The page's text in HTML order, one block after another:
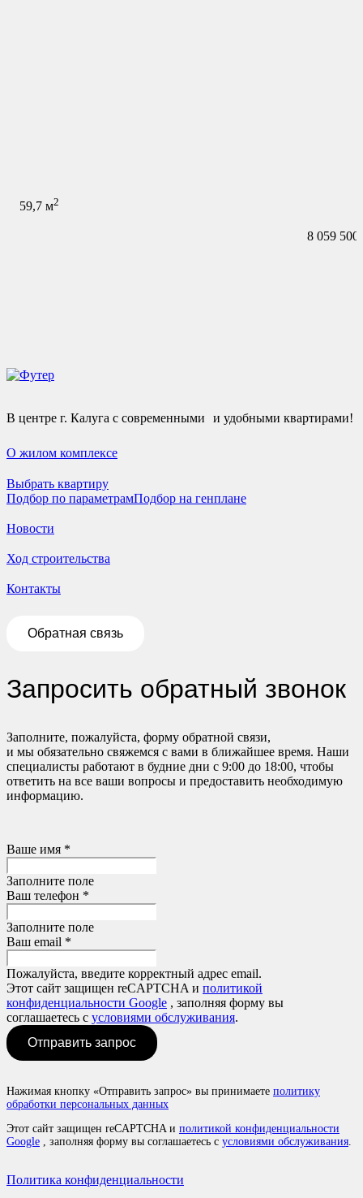
59,7 м2
8 059 500
В центре г. Калуга с современными и удобными квартирами!
О жилом комплексе
Выбрать квартиру
Подбор по параметрамПодбор на генплане
Новости
Ход строительства
Контакты
Обратная связь
Запросить обратный звонок
Заполните, пожалуйста, форму обратной связи,
и мы обязательно свяжемся с вами в ближайшее время. Наши
специалисты работают в будние дни с 9:00 до 18:00, чтобы
ответить на все ваши вопросы и предоставить необходимую
информацию.
Ваше имя *
Заполните поле
Ваш телефон *
Заполните поле
Ваш email *
Пожалуйста, введите корректный адрес email.
Этот сайт защищен reCAPTCHA и политикой
конфиденциальности Google , заполняя форму вы
соглашаетесь с условиями обслуживания.
Отправить запрос
Нажимая кнопку «Отправить запрос» вы принимаете политику
обработки персональных данных
Этот сайт защищен reCAPTCHA и политикой конфиденциальности
Google , заполняя форму вы соглашаетесь с условиями обслуживания
Политика конфиденциальности